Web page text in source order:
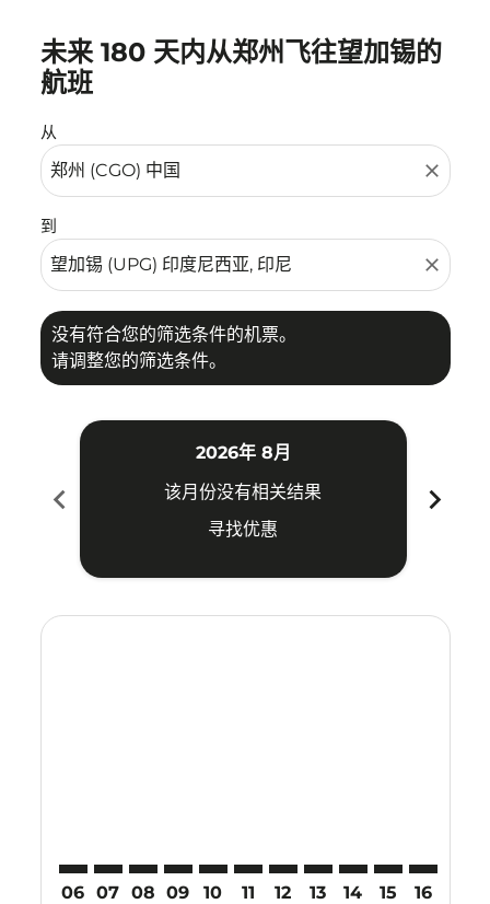
未来 180 天内从郑州飞往望加锡的
航班
从
close
到
close
没有符合您的筛选条件的机票。
请调整您的筛选条件。
没有符合您的筛选条件的机票。请调整您的筛选条件。
chevron_left
2026年 8月
该月份没有相关结果
寻找优惠
chevron_right
06 07 08 09 10 11 12 13 14 15 16